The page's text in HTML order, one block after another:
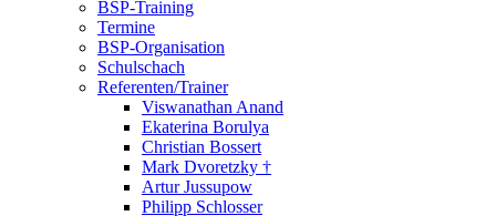
BSP-Training
Termine
BSP-Organisation
Schulschach
Referenten/Trainer
Viswanathan Anand
Ekaterina Borulya
Christian Bossert
Mark Dvoretzky †
Artur Jussupow
Philipp Schlosser